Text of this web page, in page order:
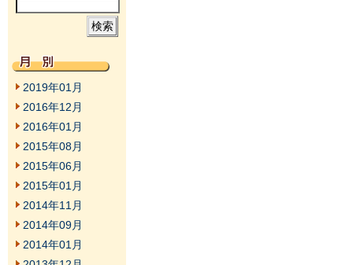
2019年01月
2016年12月
2016年01月
2015年08月
2015年06月
2015年01月
2014年11月
2014年09月
2014年01月